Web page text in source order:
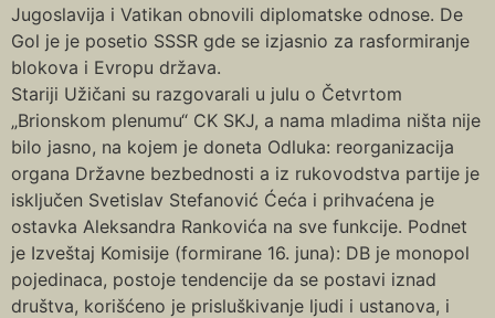
Jugoslavija i Vatikan obnovili diplomatske odnose. De
Gol je je posetio SSSR gde se izjasnio za rasformiranje
blokova i Evropu država.
Stariji Užičani su razgovarali u julu o Četvrtom
„Brionskom plenumu“ CK SKJ, a nama mladima ništa nije
bilo jasno, na kojem je doneta Odluka: reorganizacija
organa Državne bezbednosti a iz rukovodstva partije je
isključen Svetislav Stefanović Ćeća i prihvaćena je
ostavka Aleksandra Rankovića na sve funkcije. Podnet
je Izveštaj Komisije (formirane 16. juna): DB je monopol
pojedinaca, postoje tendencije da se postavi iznad
društva, korišćeno je prisluškivanje ljudi i ustanova, i